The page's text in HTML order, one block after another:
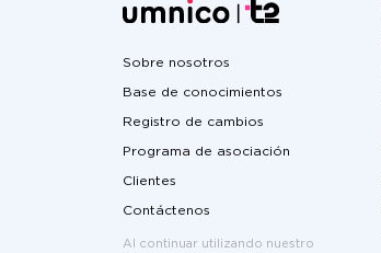
Sobre nosotros
Base de conocimientos
Registro de cambios
Programa de asociación
Clientes
Contáctenos
Al continuar utilizando nuestro